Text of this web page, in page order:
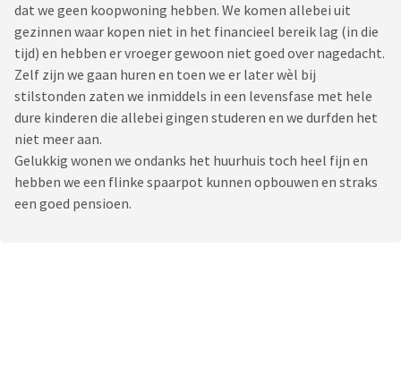
dat we geen koopwoning hebben. We komen allebei uit
gezinnen waar kopen niet in het financieel bereik lag (in die
tijd) en hebben er vroeger gewoon niet goed over nagedacht.
Zelf zijn we gaan huren en toen we er later wèl bij
stilstonden zaten we inmiddels in een levensfase met hele
dure kinderen die allebei gingen studeren en we durfden het
niet meer aan.
Gelukkig wonen we ondanks het huurhuis toch heel fijn en
hebben we een flinke spaarpot kunnen opbouwen en straks
een goed pensioen.